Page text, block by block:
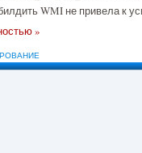
WMI не привела к
»